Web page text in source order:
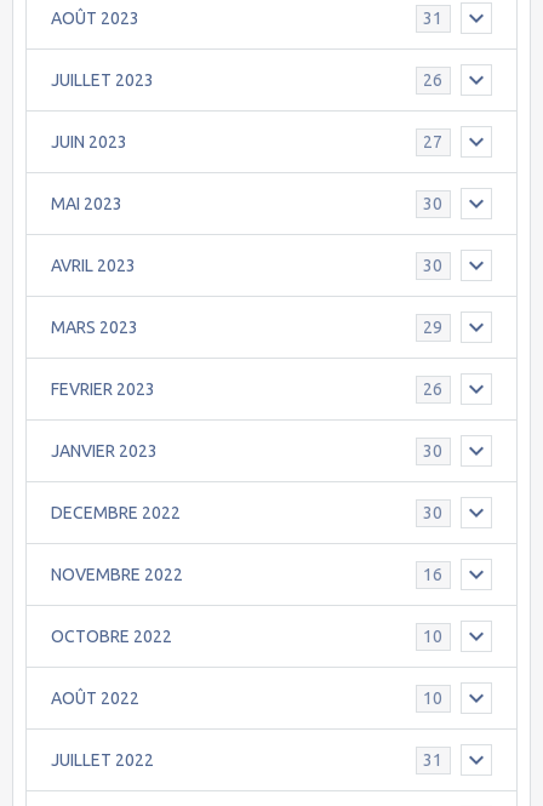
AOÛT 2023 31
JUILLET 2023 26
JUIN 2023 27
MAI 2023 30
AVRIL 2023 30
MARS 2023 29
FEVRIER 2023 26
JANVIER 2023 30
DECEMBRE 2022 30
NOVEMBRE 2022 16
OCTOBRE 2022 10
AOÛT 2022 10
JUILLET 2022 31